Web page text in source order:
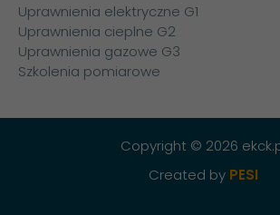
Uprawnienia elektryczne G1
Uprawnienia cieplne G2
Uprawnienia gazowe G3
Szkolenia pomiarowe
Copyright © 2026
Created by PESI